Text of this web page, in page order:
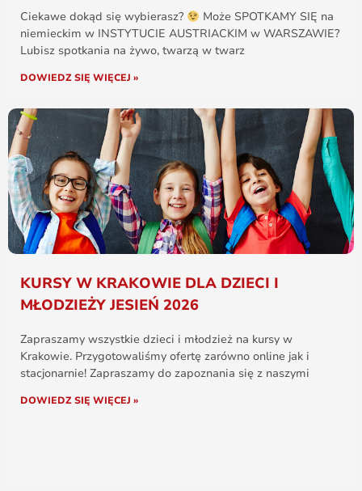
Ciekawe dokąd się wybierasz?
Może SPOTKAMY SIĘ na
niemieckim w INSTYTUCIE AUSTRIACKIM w WARSZAWIE?
Lubisz spotkania na żywo, twarzą w twarz
DOWIEDZ SIĘ WIĘCEJ »
KURSY W KRAKOWIE DLA DZIECI I
MŁODZIEŻY JESIEŃ 2026
Zapraszamy wszystkie dzieci i młodzież na kursy w
Krakowie. Przygotowaliśmy ofertę zarówno online jak i
stacjonarnie! Zapraszamy do zapoznania się z naszymi
DOWIEDZ SIĘ WIĘCEJ »